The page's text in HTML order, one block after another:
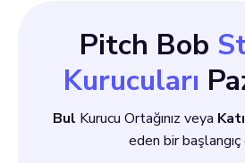
Pitch Bob
Kurucuları
Bul Kurucu Ortağınız veya
eden bir başlangıç